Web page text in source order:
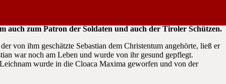
auch zum Patron der Soldaten und auch der Tiroler Schützen.
von ihm geschätzte Sebastian dem Christentum angehörte, ließ er
war noch am Leben und wurde von ihr gesund gepflegt.
wurde in die Cloaca Maxima geworfen und von der